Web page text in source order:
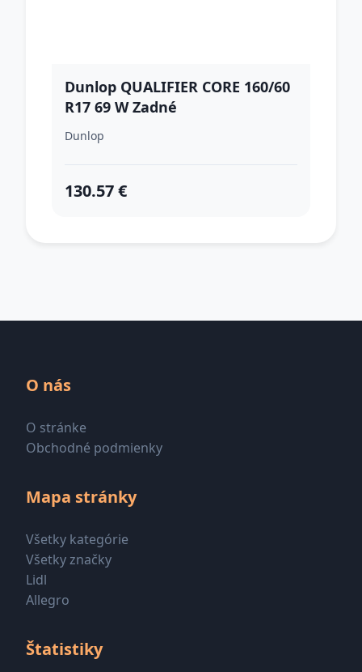
Dunlop QUALIFIER CORE 160/60
R17 69 W Zadné
Dunlop
130.57 €
O nás
O stránke
Obchodné podmienky
Mapa stránky
Všetky kategórie
Všetky značky
Lidl
Allegro
Štatistiky